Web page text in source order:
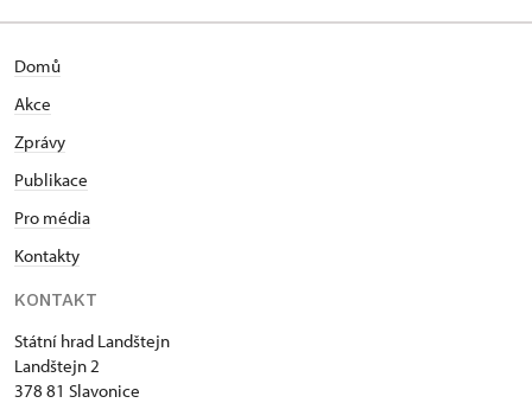
Domů
Akce
Zprávy
Publikace
Pro média
Kontakty
KONTAKT
Státní hrad Landštejn
Landštejn 2
378 81 Slavonice